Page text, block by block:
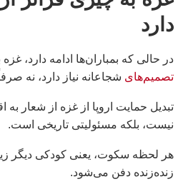
دارد
در حالی که بمباران‌ها ادامه دارد،
تصمیم‌های شجاعانه نیاز دارد، نه
تبدیل حمایت اروپا از غزه از شعار به
نیست، بلکه مسئولیتی تاریخی است.
هر لحظه سکوت، یعنی کودکی دیگر زیر
زنده‌زنده دفن می‌شود.